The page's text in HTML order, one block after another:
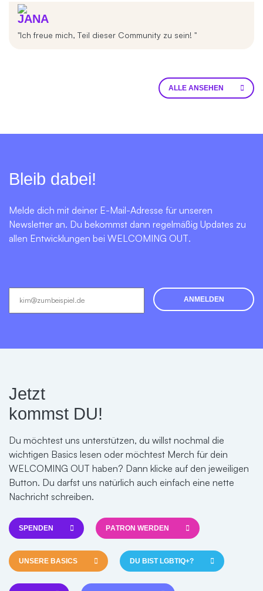
JANA
"Ich freue mich, Teil dieser Community zu sein! "
ALLE ANSEHEN
Bleib dabei!
Melde dich mit deiner E-Mail-Adresse für unseren
Newsletter an. Du bekommst dann regelmäßig Updates zu
allen Entwicklungen bei WELCOMING OUT.
ANMELDEN
Jetzt
kommst DU!
Du möchtest uns unterstützen, du willst nochmal die
wichtigen Basics lesen oder möchtest Merch für dein
WELCOMING OUT haben? Dann klicke auf den jeweiligen
Button. Du darfst uns natürlich auch einfach eine nette
Nachricht schreiben.
SPENDEN PATRON WERDEN
UNSERE BASICS DU BIST LGBTIQ+?